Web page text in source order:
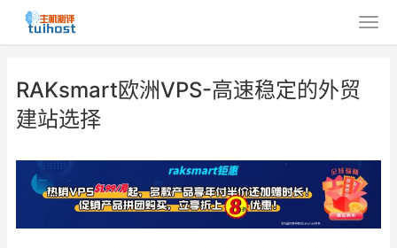
RAKsmart欧洲VPS-高速稳定的外贸
建站选择